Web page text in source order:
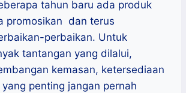
tahun baru ada produk
promosikan dan terus
perbaikan. Untuk
tantangan yang dilalui,
kemasan, ketersediaan
penting jangan pernah